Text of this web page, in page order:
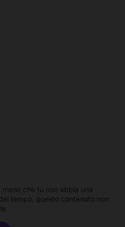
meno che tu non abbia una
tempo, questo contenuto non